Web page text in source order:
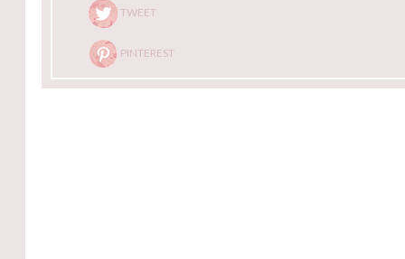
TWEET
PINTEREST